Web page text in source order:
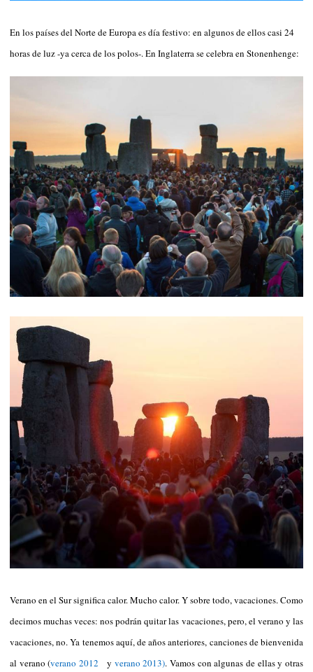
En los países del Norte de Europa es día festivo: en algunos de ellos casi 24
horas de luz -ya cerca de los polos-. En Inglaterra se celebra en Stonenhenge:
Verano en el Sur significa calor. Mucho calor. Y sobre todo, vacaciones. Como
decimos muchas veces: nos podrán quitar las vacaciones, pero, el verano y las
vacaciones, no. Ya tenemos aquí, de años anteriores, canciones de bienvenida
al verano (verano 2012 y verano 2013). Vamos con algunas de ellas y otras